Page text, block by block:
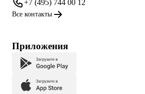
+7 (495) 744 00 12
Все контакты
Приложения